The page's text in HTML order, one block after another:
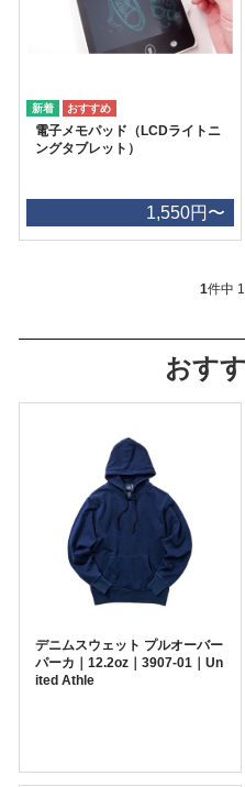
電子メモパッド（LCDライトニ
ングタブレット）
1,550円〜
1件中
おす
デニムスウェット プルオーバー
パーカ｜12.2oz｜3907-01｜Un
ited Athle